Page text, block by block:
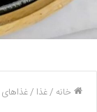
خانه /غذا /غذاهای